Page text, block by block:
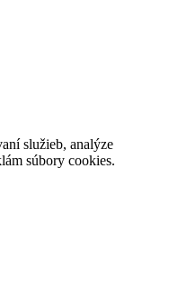
služieb, analýze
súbory cookies.